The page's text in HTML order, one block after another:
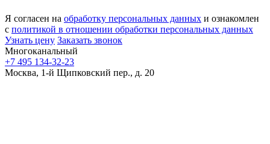
Я согласен на обработку персональных данных и ознакомлен
с политикой в отношении обработки персональных данных
Узнать цену Заказать звонок
Многоканальный
+7 495 134-32-23
Москва, 1-й Щипковский пер., д. 20